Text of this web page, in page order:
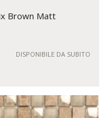
Brown Matt
DISPONIBILE DA SUBITO